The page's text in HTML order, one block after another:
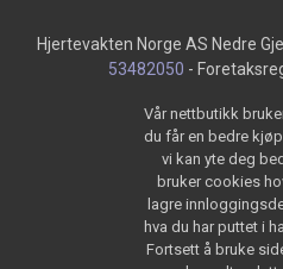
Hjertevakten Norge AS Nedre
53482050 -
Vår nettbutikk
du får en bedre
vi kan yte deg
bruker cookies
lagre
hva du har puttet i
Fortsett å bruke